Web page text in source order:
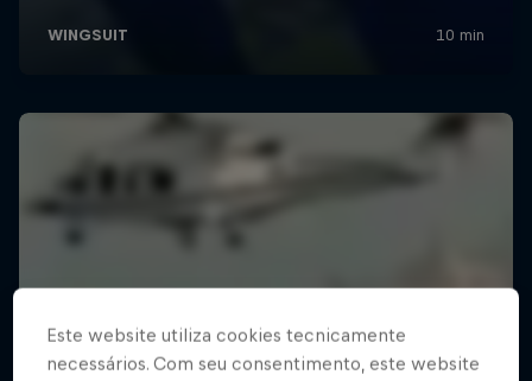
Este website utiliza cookies tecnicamente
necessários. Com seu consentimento, este website